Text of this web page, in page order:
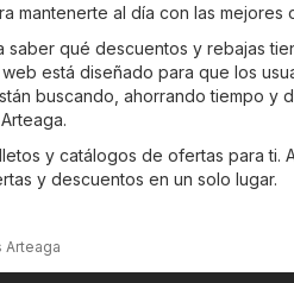
mantenerte al día con las mejores
qué descuentos y rebajas
está diseñado para que los
buscando, ahorrando tiempo y
y catálogos de ofertas para ti.
y descuentos en un solo lugar.
Arteaga